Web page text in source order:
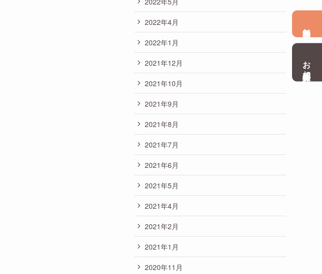
2022年4月
2022年1月
2021年12月
2021年10月
2021年9月
2021年8月
2021年7月
2021年6月
2021年5月
2021年4月
2021年2月
2021年1月
2020年11月
お相手紹介体験